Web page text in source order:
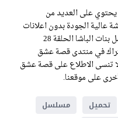
على العديد من
عالية الجودة بدون اعلانات
مزعجة. في هذه الحلقة نعرض لكم مسلسل بنات الباشا الحلقة 28
في منتدى قصة عشق
تنسى الاطلاع على قصة عشق
على موقعنا.
تحميل
مسلسل